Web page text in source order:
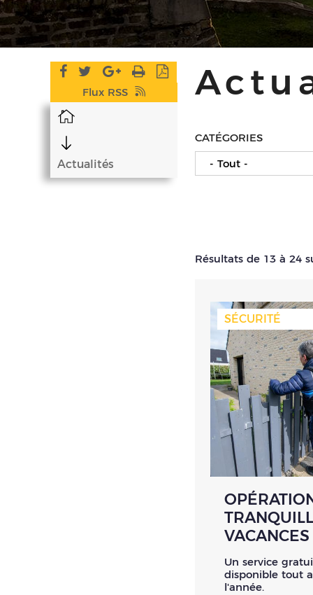
Accueil
Actualités
Flux RSS
CATÉGORIES
- Tout -
Résultats de 13 à 24
SÉCURITÉ
VACANCES
Un service
disponible tout
l'année.